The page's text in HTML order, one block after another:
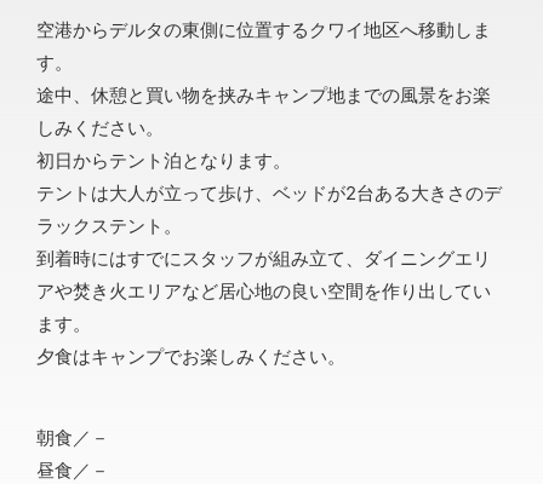
空港からデルタの東側に位置するクワイ地区へ移動しま
す。
途中、休憩と買い物を挟みキャンプ地までの風景をお楽
しみください。
初日からテント泊となります。
テントは大人が立って歩け、ベッドが2台ある大きさのデ
ラックステント。
到着時にはすでにスタッフが組み立て、ダイニングエリ
アや焚き火エリアなど居心地の良い空間を作り出してい
ます。
夕食はキャンプでお楽しみください。
朝食／－
昼食／－